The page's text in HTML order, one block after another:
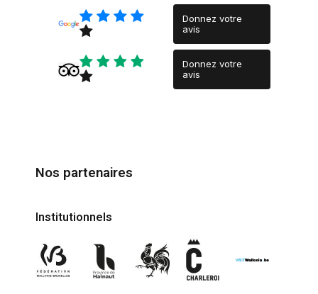
Donnez votre
avis
Donnez votre
avis
Nos partenaires
Institutionnels